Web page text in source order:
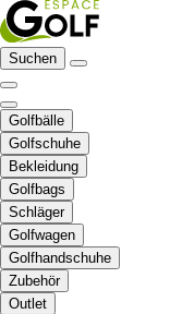
Suchen
Golfbälle
Golfschuhe
Bekleidung
Golfbags
Schläger
Golfwagen
Golfhandschuhe
Zubehör
Outlet